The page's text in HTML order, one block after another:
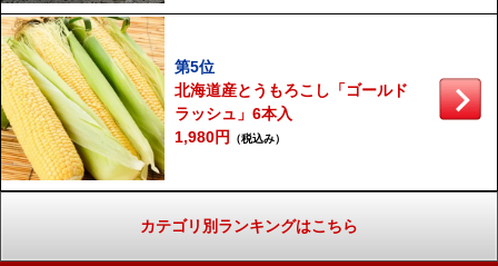
第5位
北海道産とうもろこし「ゴールド
ラッシュ」6本入
1,980円 （税込み）
カテゴリ別ランキングはこちら